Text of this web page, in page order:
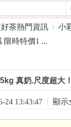
高顏值現役
茶熱門資訊
›
小
限時特價1 ...
真奶.尺度超大
24 13:43:47 | 顯示